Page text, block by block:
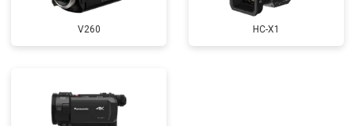
V260 HC-X1